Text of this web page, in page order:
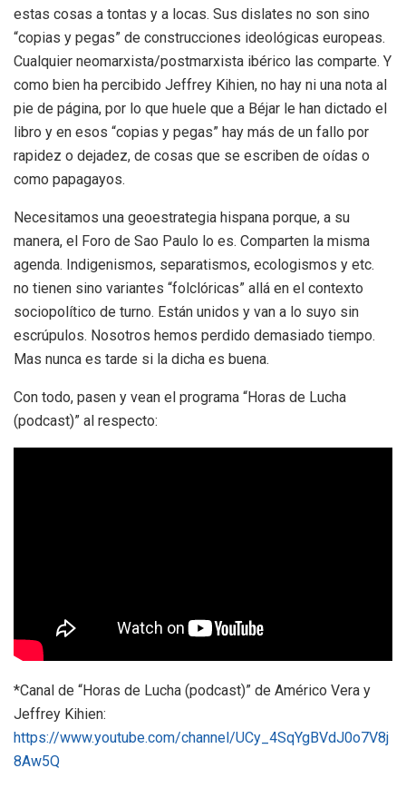
estas cosas a tontas y a locas. Sus dislates no son sino
“copias y pegas” de construcciones ideológicas europeas.
Cualquier neomarxista/postmarxista ibérico las comparte. Y
como bien ha percibido Jeffrey Kihien, no hay ni una nota al
pie de página, por lo que huele que a Béjar le han dictado el
libro y en esos “copias y pegas” hay más de un fallo por
rapidez o dejadez, de cosas que se escriben de oídas o
como papagayos.
Necesitamos una geoestrategia hispana porque, a su
manera, el Foro de Sao Paulo lo es. Comparten la misma
agenda. Indigenismos, separatismos, ecologismos y etc.
no tienen sino variantes “folclóricas” allá en el contexto
sociopolítico de turno. Están unidos y van a lo suyo sin
escrúpulos. Nosotros hemos perdido demasiado tiempo.
Mas nunca es tarde si la dicha es buena.
Con todo, pasen y vean el programa “Horas de Lucha
(podcast)” al respecto:
*Canal de “Horas de Lucha (podcast)” de Américo Vera y
Jeffrey Kihien:
https://www.youtube.com/channel/UCy_4SqYgBVdJ0o7V8j
8Aw5Q